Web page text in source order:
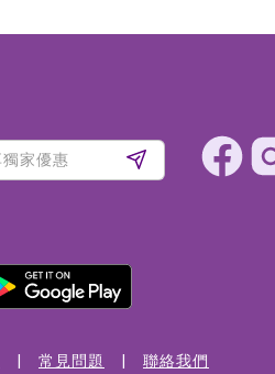
常見問題 聯絡我們